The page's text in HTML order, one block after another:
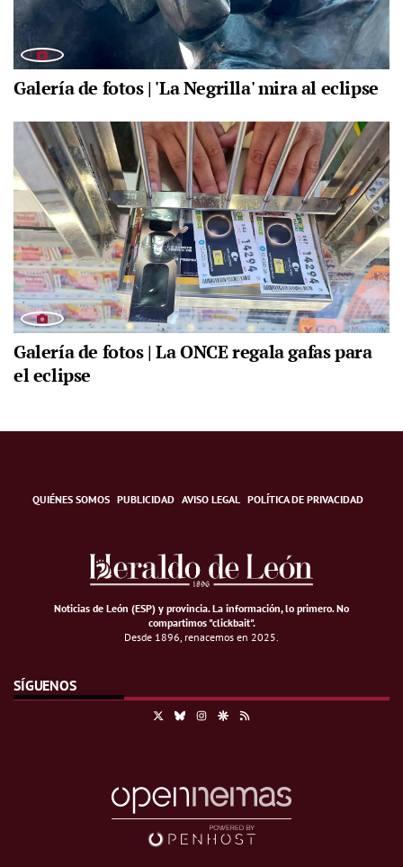
Galería de fotos | 'La Negrilla' mira al eclipse
Galería de fotos | La ONCE regala gafas para
el eclipse
QUIÉNES SOMOS PUBLICIDAD AVISO LEGAL POLÍTICA DE PRIVACIDAD
Noticias de León (ESP) y provincia. La información, lo primero.No
compartimos "clickbait".
Desde 1896, renacemos en 2025.
SÍGUENOS
BlueskyInstagramGoogle Discover